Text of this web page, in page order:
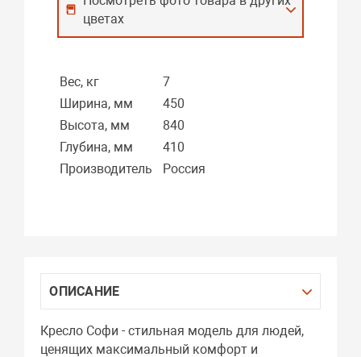
цветах
Вес, кг
7
Ширина, мм
450
Высота, мм
840
Глубина, мм
410
Производитель
Россия
ОПИСАНИЕ
Кресло Софи - стильная модель для людей,
ценящих максимальный комфорт и